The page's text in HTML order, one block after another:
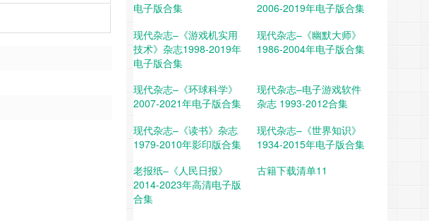
电子版合集
2006-2019年电子版合集
现代杂志–《游戏机实用
技术》杂志1998-2019年
电子版合集
现代杂志–《幽默大师》
1986-2004年电子版合集
现代杂志–《环球科学》
2007-2021年电子版合集
现代杂志–电子游戏软件
杂志 1993-2012合集
现代杂志–《读书》杂志
1979-2010年影印版合集
现代杂志–《世界知识》
1934-2015年电子版合集
老报纸–《人民日报》
2014-2023年高清电子版
合集
古籍下载清单11